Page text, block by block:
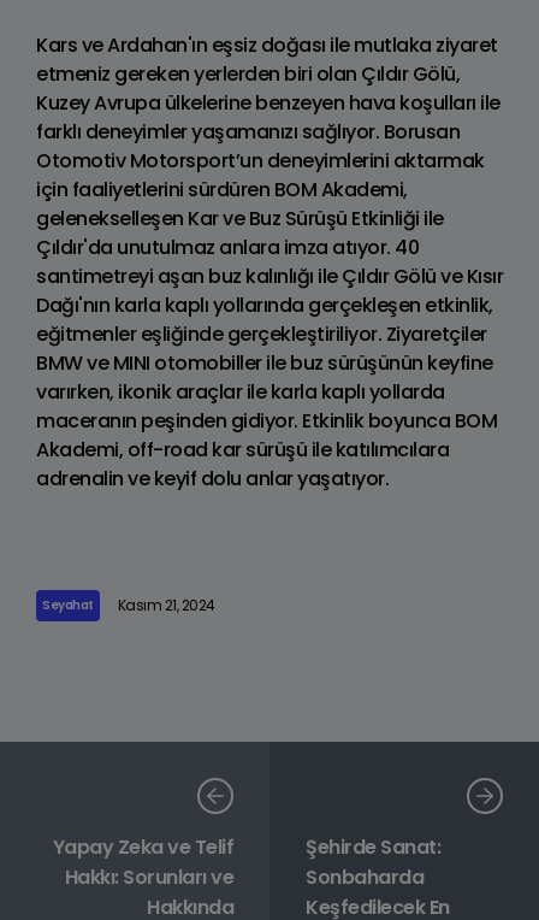
Kars ve Ardahan'ın eşsiz doğası ile mutlaka ziyaret
etmeniz gereken yerlerden biri olan Çıldır Gölü,
Kuzey Avrupa ülkelerine benzeyen hava koşulları ile
farklı deneyimler yaşamanızı sağlıyor. Borusan
Otomotiv Motorsport’un deneyimlerini aktarmak
için faaliyetlerini sürdüren BOM Akademi,
gelenekselleşen Kar ve Buz Sürüşü Etkinliği ile
Çıldır'da unutulmaz anlara imza atıyor. 40
santimetreyi aşan buz kalınlığı ile Çıldır Gölü ve Kısır
Dağı'nın karla kaplı yollarında gerçekleşen etkinlik,
eğitmenler eşliğinde gerçekleştiriliyor. Ziyaretçiler
BMW ve MINI otomobiller ile buz sürüşünün keyfine
varırken, ikonik araçlar ile karla kaplı yollarda
maceranın peşinden gidiyor. Etkinlik boyunca BOM
Akademi, off-road kar sürüşü ile katılımcılara
adrenalin ve keyif dolu anlar yaşatıyor.
Seyahat Kasım 21, 2024
Yapay Zeka ve Telif
Hakkı: Sorunları ve
Hakkında
Şehirde Sanat:
Sonbaharda
Keşfedilecek En